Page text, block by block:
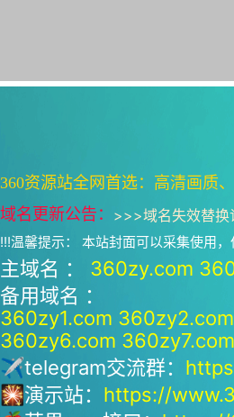
360资源站全网首选：高清画质
域名更新公告： >>>域名失效替
!!!温馨提示： 本站封面可以采集使用
主域名 ： 360zy.com
备用域名 ：
360zy1.com 360zy2.com
360zy6.com 360zy7.com
✈telegram交流群：
🎇演示站： https://